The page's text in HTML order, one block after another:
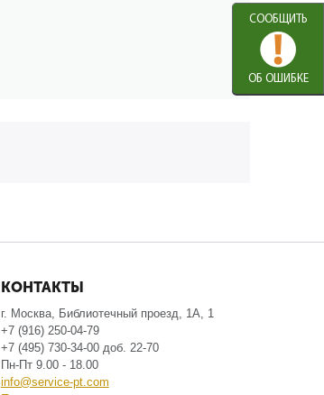
КОНТАКТЫ
г. Москва, Библиотечный проезд, 1А, 1
+7 (916) 250-04-79
+7 (495) 730-34-00 доб. 22-70
Пн-Пт 9.00 - 18.00
info@service-pt.com
СООБЩИТЬ
ОБ ОШИБКЕ